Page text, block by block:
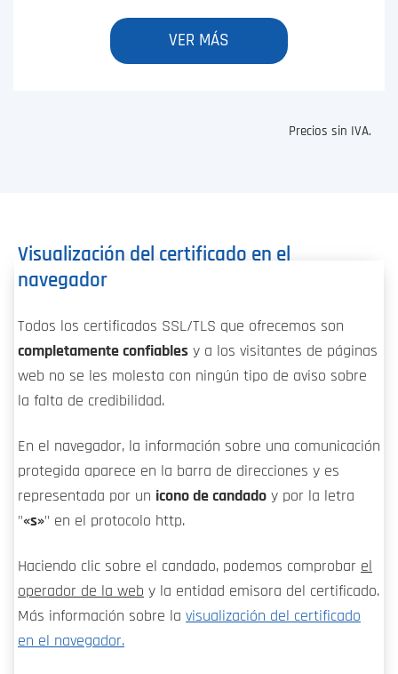
VER MÁS
Precios sin IVA.
Visualización del certificado en el
navegador
Todos los certificados SSL/TLS que ofrecemos son
completamente confiables y a los visitantes de páginas
web no se les molesta con ningún tipo de aviso sobre
la falta de credibilidad.
En el navegador, la información sobre una comunicación
protegida aparece en la barra de direcciones y es
representada por un icono de candado y por la letra
"«s»" en el protocolo http.
Haciendo clic sobre el candado, podemos comprobar el
operador de la web y la entidad emisora del certificado.
Más información sobre la visualización del certificado
en el navegador.